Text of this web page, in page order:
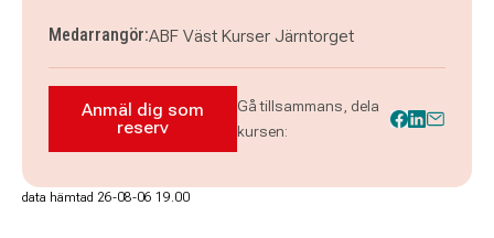
Medarrangör:ABF Väst Kurser Järntorget
Anmäl dig som reserv till Keramik -
Anmäl dig som
reserv
Gå tillsammans, dela
kursen:
data hämtad 26-08-06 19.00